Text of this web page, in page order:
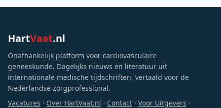
HartVaat.nl
Onafhankelijk platform voor cardiovasculaire
geneeskunde. Dagelijks nieuws en literatuur uit
internationale medische tijdschriften, vertaald voor de
Nederlandse zorgprofessional.
Vacatures · Over HartVaat.nl · Contact · Voor Uitgevers ·